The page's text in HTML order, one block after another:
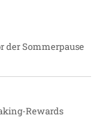
der Sommerpause
Rewards